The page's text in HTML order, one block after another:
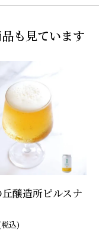
も見ています
醸造所ピルスナ